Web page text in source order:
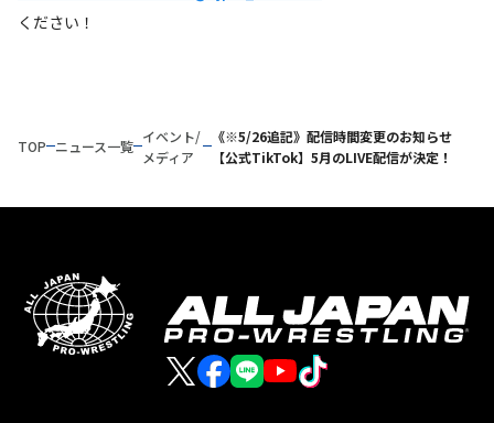
ください！
TOP ニュース一覧
イベント/
メディア
《※5/26追記》配信時間変更のお知らせ
【公式TikTok】5月のLIVE配信が決定！